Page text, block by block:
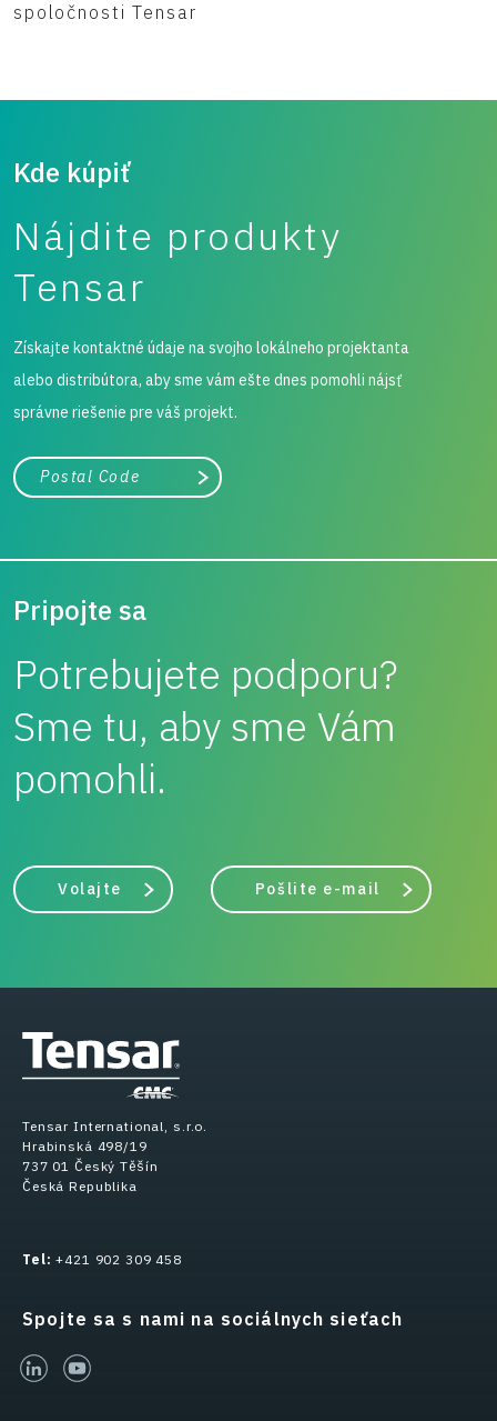
spoločnosti Tensar
Kde kúpiť
Nájdite produkty
Tensar
Získajte kontaktné údaje na svojho lokálneho projektanta
alebo distribútora, aby sme vám ešte dnes pomohli nájsť
správne riešenie pre váš projekt.
Mesto, štát alebo PSČ
Vyhľadávanie
Pripojte sa
Potrebujete podporu?
Sme tu, aby sme Vám
pomohli.
Volajte Pošlite e-mail
Tensar International, s.r.o.
Hrabinská 498/19
737 01 Český Těšín
Česká Republika
Tel:+421 902 309 458
Spojte sa s nami na sociálnych sieťach
linked-inyoutube